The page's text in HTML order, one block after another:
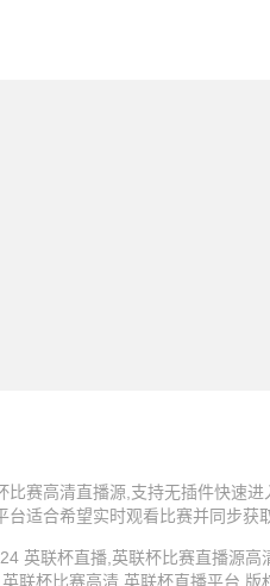
比赛高清直播源,支持无插件快速
台适合希望实时观看比赛并同步获
英联杯直播,英联杯比赛直播源
联杯比赛高清,英联杯直播平台 版